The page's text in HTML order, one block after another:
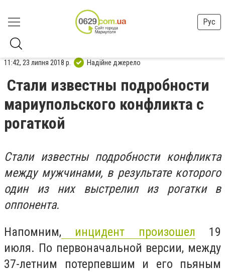
Рус
11:42, 23 липня 2018 р. Надійне джерело
Стали известны подробности
мариупольского конфликта с
рогаткой
Стали известны подробности конфликта
между мужчинами, в результате которого
один из них выстрелил из рогатки в
оппонента.
Напомним, инцидент произошел 19
июля. По первоначальной версии, между
37-летним потерпевшим и его пьяным